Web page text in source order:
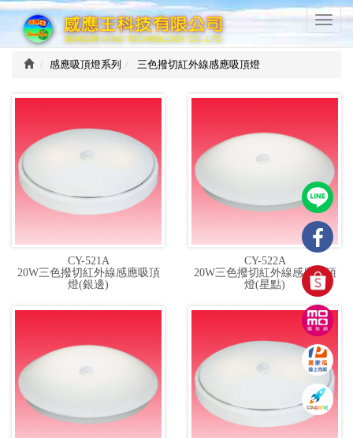
T
v
g
a
t
o
n
感
應
王
科
有
感應吸頂燈系列 三色撥切紅外線感應吸頂燈
CY-521A
20W三色撥切紅外線感應吸頂
燈(銀邊)
CY-522A
20W三色撥切紅外線感應吸頂
燈(星點)